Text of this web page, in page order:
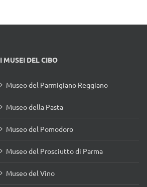
I MUSEI DEL CIBO
Museo del Parmigiano Reggiano
Museo della Pasta
Museo del Pomodoro
Museo del Prosciutto di Parma
Museo del Vino